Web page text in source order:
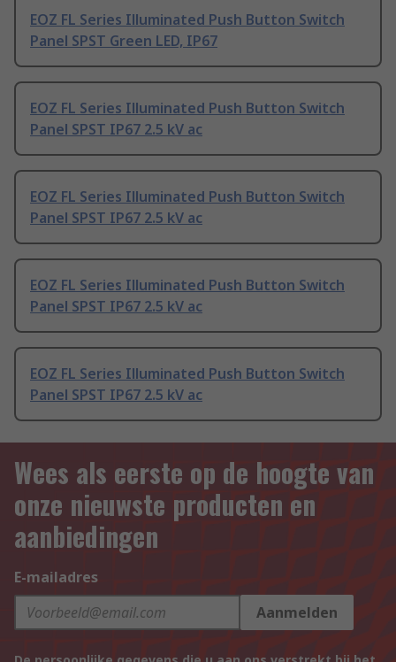
EOZ FL Series Illuminated Push Button Switch
Panel SPST Green LED, IP67
EOZ FL Series Illuminated Push Button Switch
Panel SPST IP67 2.5 kV ac
EOZ FL Series Illuminated Push Button Switch
Panel SPST IP67 2.5 kV ac
EOZ FL Series Illuminated Push Button Switch
Panel SPST IP67 2.5 kV ac
EOZ FL Series Illuminated Push Button Switch
Panel SPST IP67 2.5 kV ac
Wees als eerste op de hoogte van
onze nieuwste producten en
aanbiedingen
E-mailadres
Aanmelden